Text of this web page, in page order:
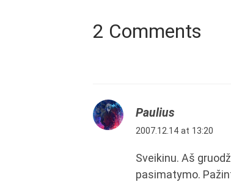
2 Comments
Paulius
2007.12.14 at 13:20
Sveikinu. Aš
pasimatymo.